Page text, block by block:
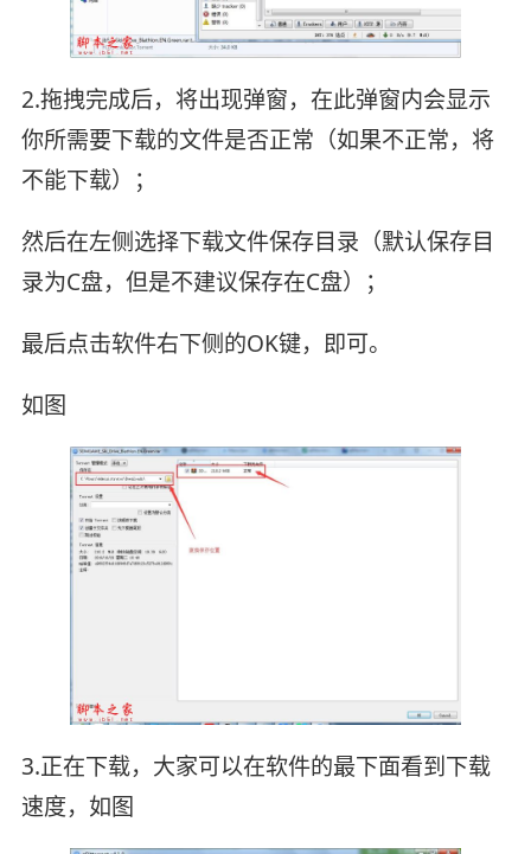
2.拖拽完成后，将出现弹窗，在此弹窗内会显示
你所需要下载的文件是否正常（如果不正常，将
不能下载）；
然后在左侧选择下载文件保存目录（默认保存目
录为C盘，但是不建议保存在C盘）；
最后点击软件右下侧的OK键，即可。
如图
3.正在下载，大家可以在软件的最下面看到下载
速度，如图